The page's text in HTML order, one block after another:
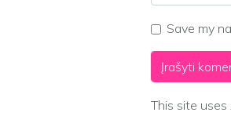
Save my
This site